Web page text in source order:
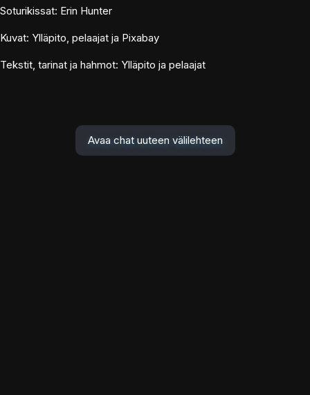
Soturikissat: Erin Hunter
Kuvat: Ylläpito, pelaajat ja Pixabay
Tekstit, tarinat ja hahmot: Ylläpito ja pelaajat
Avaa chat uuteen välilehteen